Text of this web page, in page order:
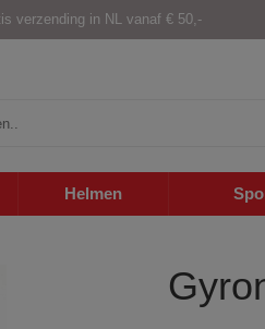
verzending in NL vanaf € 50,-
Helmen